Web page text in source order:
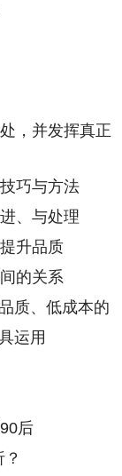
，并发挥真正
巧与方法
、与处理
升品质
的关系
质、低成本的
运用
后